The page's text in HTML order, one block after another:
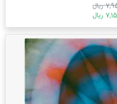
ریال
ریال